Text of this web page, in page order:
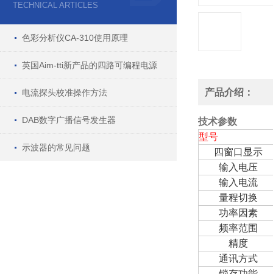
TECHNICAL ARTICLES
色彩分析仪CA-310使用原理
英国Aim-tti新产品的四路可编程电源
电流探头校准操作方法
DAB数字广播信号发生器
示波器的常见问题
产品介绍：
技术参数
型号
四窗口显示
输入电压
输入电流
量程切换
功率因素
频率范围
精度
通讯方式